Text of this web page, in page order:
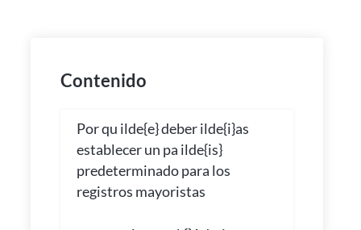
Contenido
Por qu ilde{e} deber ilde{i}as
establecer un pa ilde{is}
predeterminado para los
registros mayoristas